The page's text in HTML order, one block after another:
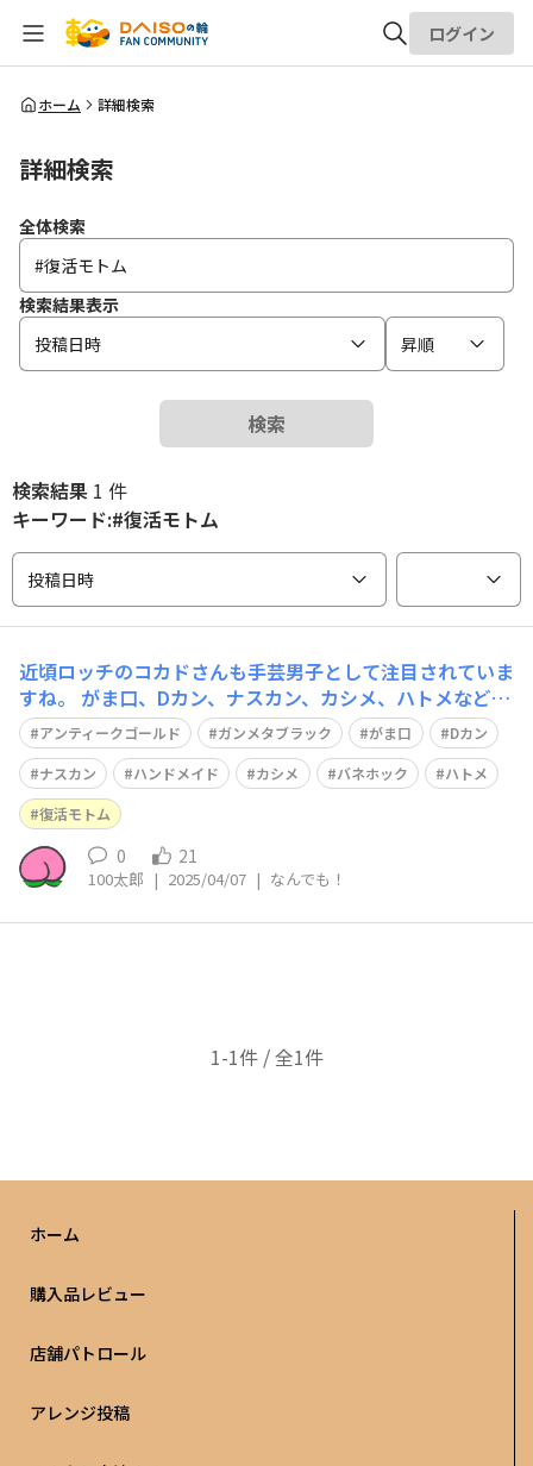
全体検索
ログイン
ホーム 詳細検索
詳細検索
全体検索
検索結果表示
投稿日時
昇順
検索
検索結果 1 件
キーワード:#復活モトム
投稿日時
近頃ロッチのコカドさんも手芸男子として注目されていま
すね。 がま口、Dカン、ナスカン、カシメ、ハトメなどな
ど… 手芸の金物、最近シルバーくらいしか色が揃えられ
なくなって残念です。仕方なくよそで買い揃えるようにな
りました。 アンティークゴールドやガンメタブラックな
ど渋めな色をまた復活させて欲しいです
アンティークゴールド ガンメタブラック がま口
Dカン
ナスカン
ハンドメイド カシメ バネホック
ハトメ
復活モトム
0 21
100太郎 | 2025/04/07 | なんでも！
1-1件 / 全1件
ホーム
購入品レビュー
店舗パトロール
アレンジ投稿